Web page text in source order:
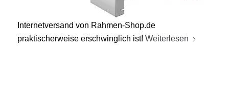
Internetversand von Rahmen-Shop.de
praktischerweise erschwinglich ist! Weiterlesen